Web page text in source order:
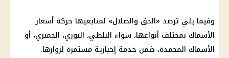
وفيما يلي ترصد «الحق والضلال» لمتابعيها حركة أسعار
الأسماك بمختلف أنواعها، سواء البلطي، البوري، الجمبري، أو
الأسماك المجمدة، ضمن خدمة إخبارية مستمرة لزوارها.